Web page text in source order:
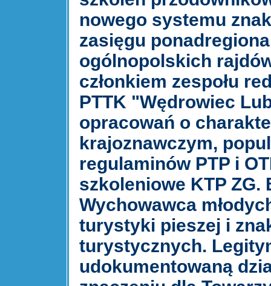
nowego systemu
zasięgu
ogólnopolskich
członkiem zespołu
PTTK "Wędrowiec
opracowań o
krajoznawczym,
regulaminów PTP i
szkoleniowe KTP ZG.
Wychowawca
turystyki pieszej i
turystycznych.
udokumentowaną